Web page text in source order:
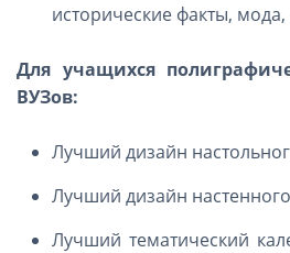
исторические факты, мода,
Для учащихся
ВУЗов:
Лучший дизайн
Лучший дизайн
Лучший тематический